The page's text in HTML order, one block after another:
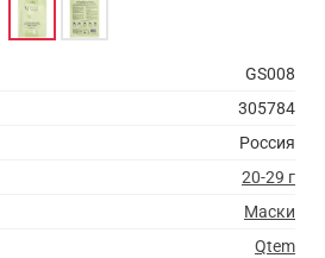
GS008
305784
Россия
20-29 г
Маски
Qtem